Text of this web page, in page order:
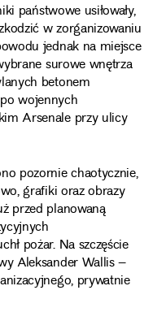
państwowe usiłowały,
w zorganizowaniu
jednak na miejsce
surowe wnętrza
betonem
wojennych
Arsenale przy ulicy
pozornie chaotycznie,
grafiki oraz obrazy
przed planowaną
pożar. Na szczęście
Aleksander Wallis –
prywatnie